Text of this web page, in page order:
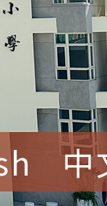
中
園市中